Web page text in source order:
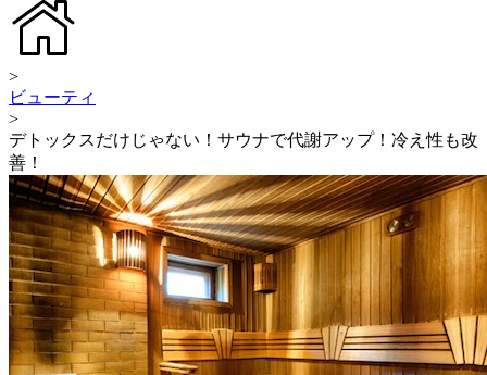
>
ビューティ
>
デトックスだけじゃない！サウナで代謝アップ！冷え性も改
善！